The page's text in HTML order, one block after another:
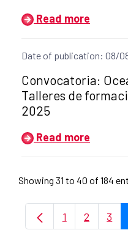
Read more
Date of publication: 08/
Title of the
Convocatoria:
Talleres de
2025
Read more
Showing 31 to 40 of 184
Page
1 Page
2 3